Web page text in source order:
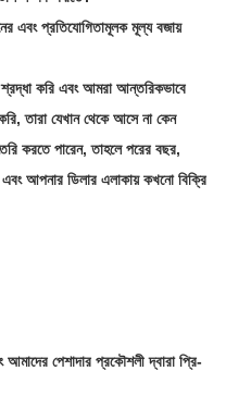
এবং প্রতিযোগিতামূলক মূল্য বজায়
করি এবং আমরা আন্তরিকভাবে
তারা যেখান থেকে আসে না কেন
করতে পারেন, তাহলে পরের বছর,
আপনার ডিলার এলাকায় কখনো বিক্রি
পেশাদার প্রকৌশলী দ্বারা প্রি-